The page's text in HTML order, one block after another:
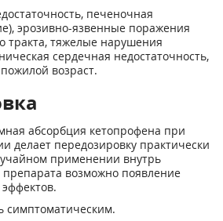
печеночная
эрозивно-язвенные поражения
тракта, тяжелые нарушения
сердечная недостаточность,
возраст.
абсорбция кетопрофена при
делает передозировку практически
применении внутрь
препарата возможно появление
симптоматическим.